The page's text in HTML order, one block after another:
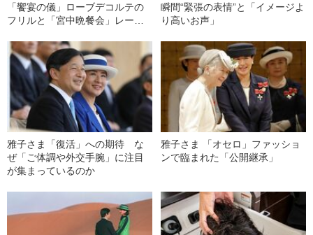
「饗宴の儀」ローブデコルテの
フリルと「宮中晩餐会」レース
瞬間“緊張の表情”と「イメージよ
り高いお声」
雅子さま「復活」への期待 な
ぜ「ご体調や外交手腕」に注目
が集まっているのか
雅子さま 「オセロ」ファッショ
ンで臨まれた「公開継承」